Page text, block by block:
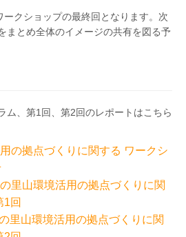
クショップの最終回となります。次
まとめ全体のイメージの共有を図る予
ム、第1回、第2回のレポートはこちら
の拠点づくりに関する ワークシ
里山環境活用の拠点づくりに関
1回
里山環境活用の拠点づくりに関